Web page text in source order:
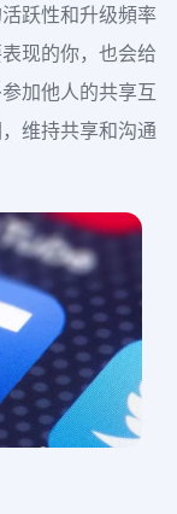
跃性和升级頻率
现的你，也会给
加他人的共享互
维持共享和沟通